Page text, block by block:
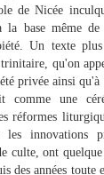
de Nicée
la base même
Un texte
qu'on
privée ainsi
comme une
réformes
les innovations
culte, ont
des années toute